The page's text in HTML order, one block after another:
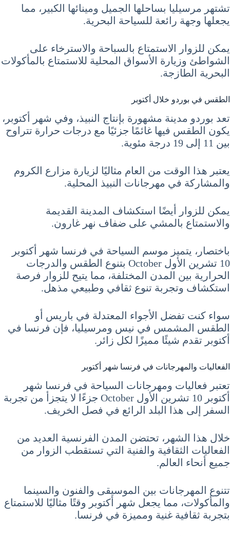
تشتهر مرسيليا بساحلها الجميل ومينائها الكبير، مما
يجعلها وجهة رائعة للسياحة البحرية.
يمكن للزوار الاستمتاع بالسباحة والاسترخاء على
الشواطئ وزيارة الأسواق المحلية للاستمتاع بالمأكولات
البحرية الطازجة.
الطقس في بوردو خلال أكتوبر
تعد بوردو مدينة مشهورة بإنتاج النبيذ، وفي شهر أكتوبر،
يكون الطقس فيها غائمًا جزئيًا مع درجات حرارة تتراوح
بين 11 إلى 19 درجة مئوية.
يعتبر هذا الوقت من العام مثاليًا لزيارة مزارع الكروم
والمشاركة في مهرجانات النبيذ المحلية.
يمكن للزوار أيضًا استكشاف المدينة القديمة
والاستمتاع بالمشي على ضفاف نهر غارون.
باختصار، يتميز موسم السياحة في فرنسا شهر أكتوبر
10 تشرين الأول October بتنوع الطقس والدرجات
الحرارية بين المدن المختلفة، مما يتيح للزوار فرصة
استكشاف وتجربة تنوع ثقافي وطبيعي مذهل.
سواء كنت تفضل الأجواء المعتدلة في باريس أو
الطقس المشمس في نيس ومرسيليا، فإن فرنسا في
أكتوبر تقدم شيئًا مميزًا لكل زائر.
الفعاليات والمهرجانات في فرنسا شهر أكتوبر
تعتبر فعاليات ومهرجانات السياحة في فرنسا شهر
أكتوبر 10 تشرين الأول October جزءًا لا يتجزأ من تجربة
السفر إلى هذا البلد الرائع في فصل الخريف.
خلال هذا الشهر، تحتضن المدن الفرنسية العديد من
الفعاليات الثقافية والفنية التي تستقطب الزوار من
جميع أنحاء العالم.
تتنوع المهرجانات بين الموسيقى والفنون والسينما
والمأكولات، مما يجعل شهر أكتوبر وقتًا مثاليًا للاستمتاع
بتجربة ثقافية غنية ومميزة في فرنسا.